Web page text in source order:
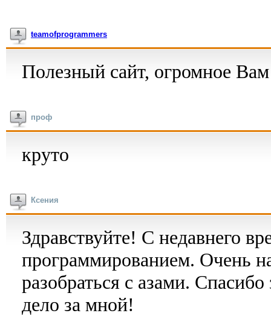
teamofprogrammers
Полезный сайт, огромное
проф
круто
Ксения
Здравствуйте! С недавнего
программированием. Очень
разобраться с азами.
дело за мной!